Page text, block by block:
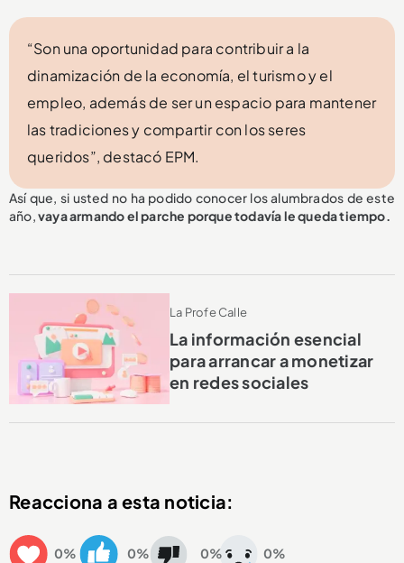
“Son una oportunidad para contribuir a la
dinamización de la economía, el turismo y el
empleo, además de ser un espacio para mantener
las tradiciones y compartir con los seres
queridos”, destacó EPM.
Así que, si usted no ha podido conocer los alumbrados de este
año,vaya armando el parche porque todavía le queda tiempo.
La Profe Calle
La información esencial
para arrancar a monetizar
en redes sociales
Reacciona a esta noticia:
0% 0% 0% 0%